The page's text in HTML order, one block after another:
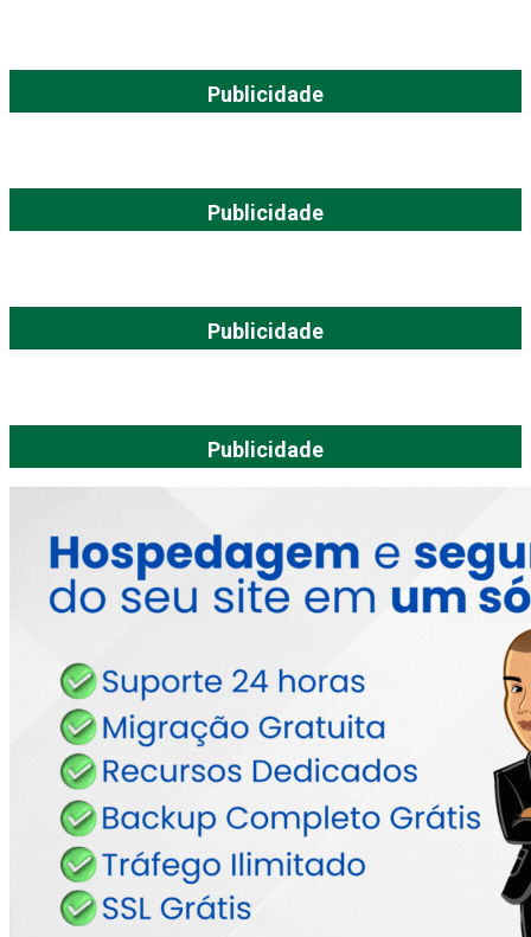
Publicidade
Publicidade
Publicidade
Publicidade